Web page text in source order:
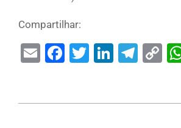
Compartilhar:
EmailFacebook
Twitter